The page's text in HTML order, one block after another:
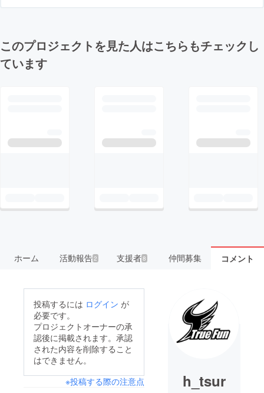
このプロジェクトを見た人はこちらもチェックし
ています
ホーム 活動報告2 支援者8 仲間募集 コメント
投稿するには ログイン が
必要です。
プロジェクトオーナーの承
認後に掲載されます。承認
された内容を削除すること
はできません。
※投稿する際の注意点
h_tsur